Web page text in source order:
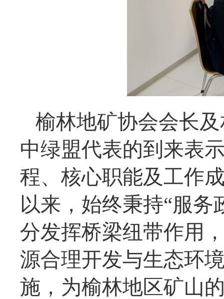
榆林地矿协会会长
中绿盟代表的到来表
程、核心职能及工作
以来，始终秉持“服
分发挥桥梁纽带作用
源合理开发与生态环
施，为榆林地区矿山